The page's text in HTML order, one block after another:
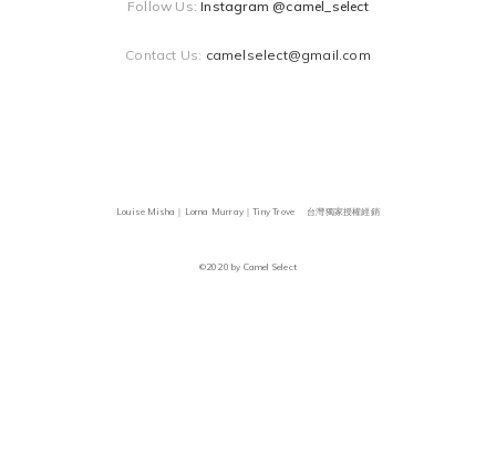
Follow Us:Instagram @camel_select
Contact Us: camelselect@gmail.com
Louise Misha｜Lorna Murray｜Tiny Trove 台灣獨家授權經銷
©2020 by Camel Select